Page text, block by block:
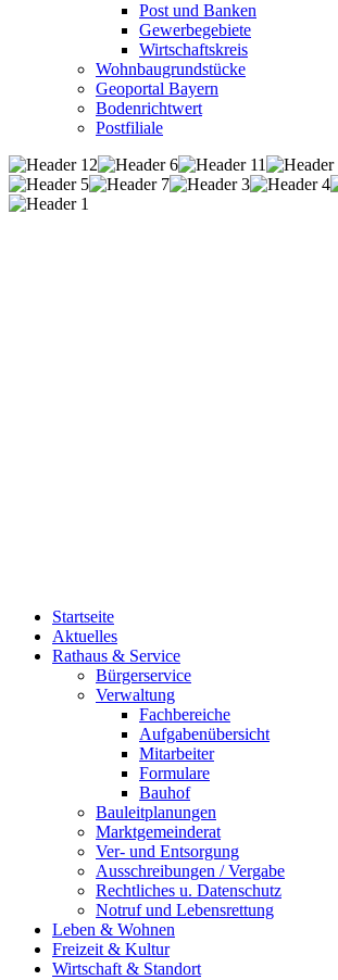
Post und Banken
Gewerbegebiete
Wirtschaftskreis
Wohnbaugrundstücke
Geoportal Bayern
Bodenrichtwert
Postfiliale
Startseite
Aktuelles
Rathaus & Service
Bürgerservice
Verwaltung
Fachbereiche
Aufgabenübersicht
Mitarbeiter
Formulare
Bauhof
Bauleitplanungen
Marktgemeinderat
Ver- und Entsorgung
Ausschreibungen / Vergabe
Rechtliches u. Datenschutz
Notruf und Lebensrettung
Leben & Wohnen
Freizeit & Kultur
Wirtschaft & Standort